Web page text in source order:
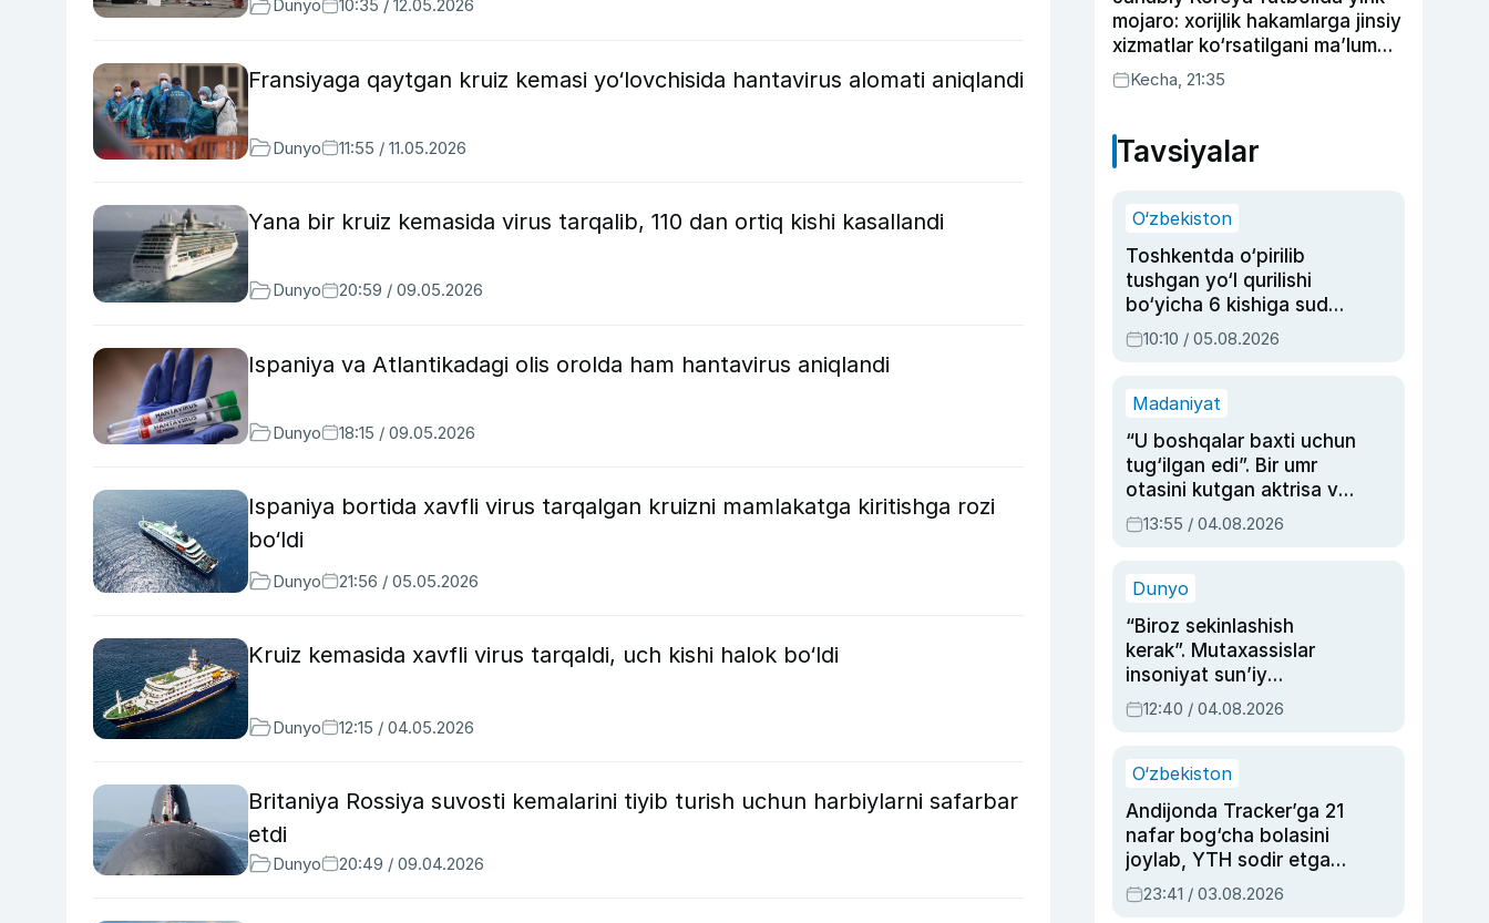
Dunyo 10:35 / 12.05.2026
Fransiyaga qaytgan kruiz kemasi yo‘lovchisida hantavirus alomati aniqlandi
Dunyo 11:55 / 11.05.2026
Yana bir kruiz kemasida virus tarqalib, 110 dan ortiq kishi kasallandi
Dunyo 20:59 / 09.05.2026
Ispaniya va Atlantikadagi olis orolda ham hantavirus aniqlandi
Dunyo 18:15 / 09.05.2026
Ispaniya bortida xavfli virus tarqalgan kruizni mamlakatga kiritishga rozi
bo‘ldi
Dunyo 21:56 / 05.05.2026
Kruiz kemasida xavfli virus tarqaldi, uch kishi halok bo‘ldi
Dunyo 12:15 / 04.05.2026
Britaniya Rossiya suvosti kemalarini tiyib turish uchun harbiylarni safarbar
etdi
Dunyo 20:49 / 09.04.2026
mojaro: xorijlik hakamlarga jinsiy
xizmatlar ko‘rsatilgani ma’lum
qilindi
Kecha, 21:35
Tavsiyalar
O‘zbekiston
Toshkentda o‘pirilib
tushgan yo‘l qurilishi
bo‘yicha 6 kishiga sud
hukmi o‘qildi
10:10 / 05.08.2026
Madaniyat
“U boshqalar baxti uchun
tug‘ilgan edi”. Bir umr
otasini kutgan aktrisa va
dublyaj ustasi Rimma
Ahmedovaning
13:55 / 04.08.2026
Dunyo
“Biroz sekinlashish
kerak”. Mutaxassislar
insoniyat sun’iy
intellektni boshqara
olmay qolishidan xavotir
12:40 / 04.08.2026
O‘zbekiston
Andijonda Tracker’ga 21
nafar bog‘cha bolasini
joylab, YTH sodir etgan
ayolga sud hukmi o‘qildi
23:41 / 03.08.2026